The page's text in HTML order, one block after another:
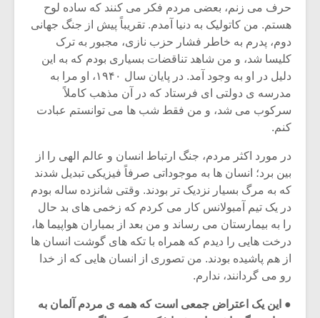
حرف می زنم، بعضی مردم فکر می کنند که ساده لوح
هستم. من کاتولیک به دنیا آمدم. تقریباً پیش از جنگ جهانی
دوم، پدرم به خاطر فشار حزب نازی، مجبور به ترک
کلیسا شد، و من شاهد تناقضات بسیاری بودم که به این
دلیل در او به وجود آمد. در پایان سال ۱۹۴۰، او مرا به
مدرسه ی دولتی ای فرستاد که در آن مذهب کاملاً
سرکوب می شد، و من فقط شب ها می توانستم عبادت
کنم.
در مورد اکثر مردم، جنگ ارتباط انسان و عالم الهی را از
بین برد؛ انسان ها به موجوداتی صرفاً فیزیکی تبدیل شدند
که به مرگ بسیار نزدیک تر بودند. وقتی شانزده ساله بودم
در یک تیم آمبولانس کار می کردم که زخمی های بد حال
را به بیمارستان می رساند و من بعد از بمباران هواپیما ها،
درخت هایی را دیدم که همراه با تکه های گوشت انسان ها
از هم پاشیده بودند. من تصوری از انسان هایی که از خدا
رو می گردانند، ندارم.
● این یک اعتراض جمعی است که همه ی مردم آلمان به